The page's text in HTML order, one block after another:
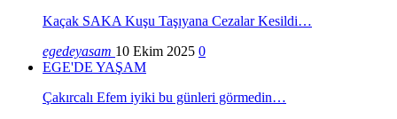
Kaçak SAKA Kuşu Taşıyana Cezalar Kesildi…
egedeyasam 10 Ekim 2025 0
EGE'DE YAŞAM
Çakırcalı Efem iyiki bu günleri görmedin…